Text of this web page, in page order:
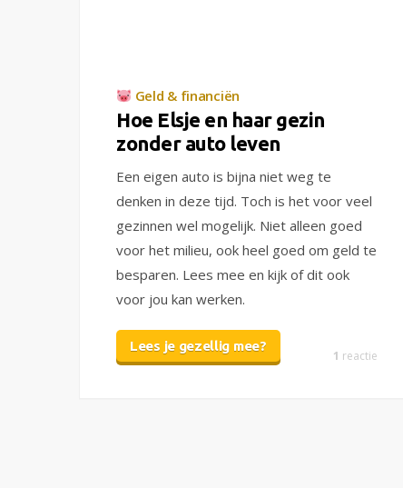
Geld & financiën
Hoe Elsje en haar gezin
zonder auto leven
Een eigen auto is bijna niet weg te
denken in deze tijd. Toch is het voor veel
gezinnen wel mogelijk. Niet alleen goed
voor het milieu, ook heel goed om geld te
besparen. Lees mee en kijk of dit ook
voor jou kan werken.
Lees je gezellig mee?
1 reactie